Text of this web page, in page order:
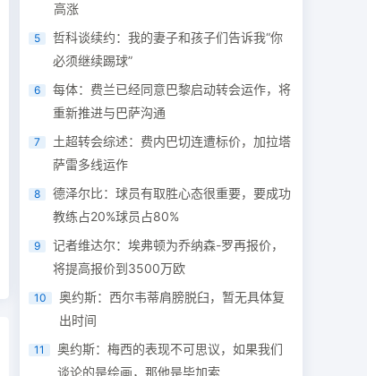
高涨
5
哲科谈续约：我的妻子和孩子们告诉我“你
必须继续踢球”
6
每体：费兰已经同意巴黎启动转会运作，将
重新推进与巴萨沟通
7
土超转会综述：费内巴切连遭标价，加拉塔
萨雷多线运作
8
德泽尔比：球员有取胜心态很重要，要成功
教练占20%球员占80%
9
记者维达尔：埃弗顿为乔纳森-罗再报价，
将提高报价到3500万欧
10
奥约斯：西尔韦蒂肩膀脱臼，暂无具体复
出时间
11
奥约斯：梅西的表现不可思议，如果我们
谈论的是绘画，那他是毕加索